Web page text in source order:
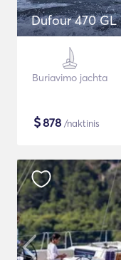
Dufour 470 GL
Buriavimo jachta
$878 /naktinis